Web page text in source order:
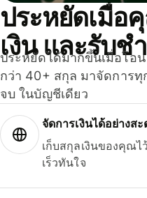
ประหยัดเมื่อ
เงิน และรับช
ประหยัดได้มากขึ้นเมื่อโอน
กว่า 40+ สกุล มาจัดการทุ
จบ ในบัญชีเดียว
จัดการเงินได้อย่างส
เก็บสกุลเงินของคุณไ
เร็วทันใจ